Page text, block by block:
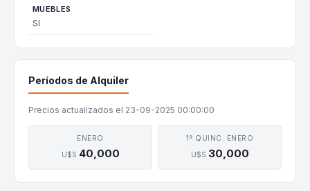
MUEBLES
SI
Períodos de Alquiler
Precios actualizados el 23-09-2025 00:00:00
ENERO
U$S 40,000
1ª QUINC. ENERO
U$S 30,000